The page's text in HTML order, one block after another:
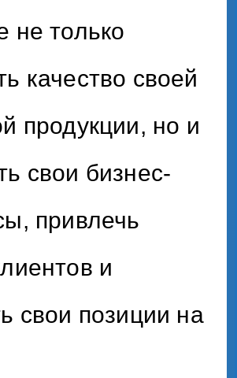
не только
качество своей
продукции, но и
свои бизнес-
привлечь
и
свои позиции на